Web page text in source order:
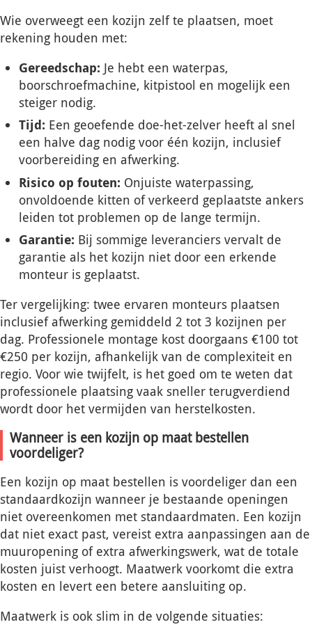
Wie overweegt een kozijn zelf te plaatsen, moet
rekening houden met:
Gereedschap: Je hebt een waterpas,
boorschroefmachine, kitpistool en mogelijk een
steiger nodig.
Tijd: Een geoefende doe-het-zelver heeft al snel
een halve dag nodig voor één kozijn, inclusief
voorbereiding en afwerking.
Risico op fouten: Onjuiste waterpassing,
onvoldoende kitten of verkeerd geplaatste ankers
leiden tot problemen op de lange termijn.
Garantie: Bij sommige leveranciers vervalt de
garantie als het kozijn niet door een erkende
monteur is geplaatst.
Ter vergelijking: twee ervaren monteurs plaatsen
inclusief afwerking gemiddeld 2 tot 3 kozijnen per
dag. Professionele montage kost doorgaans €100 tot
€250 per kozijn, afhankelijk van de complexiteit en
regio. Voor wie twijfelt, is het goed om te weten dat
professionele plaatsing vaak sneller terugverdiend
wordt door het vermijden van herstelkosten.
Wanneer is een kozijn op maat bestellen
voordeliger?
Een kozijn op maat bestellen is voordeliger dan een
standaardkozijn wanneer je bestaande openingen
niet overeenkomen met standaardmaten. Een kozijn
dat niet exact past, vereist extra aanpassingen aan de
muuropening of extra afwerkingswerk, wat de totale
kosten juist verhoogt. Maatwerk voorkomt die extra
kosten en levert een betere aansluiting op.
Maatwerk is ook slim in de volgende situaties: